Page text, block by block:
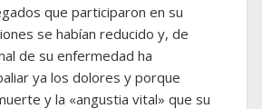
que participaron en su
se habían reducido y, de
de su enfermedad ha
ya los dolores y porque
y la «angustia vital» que su